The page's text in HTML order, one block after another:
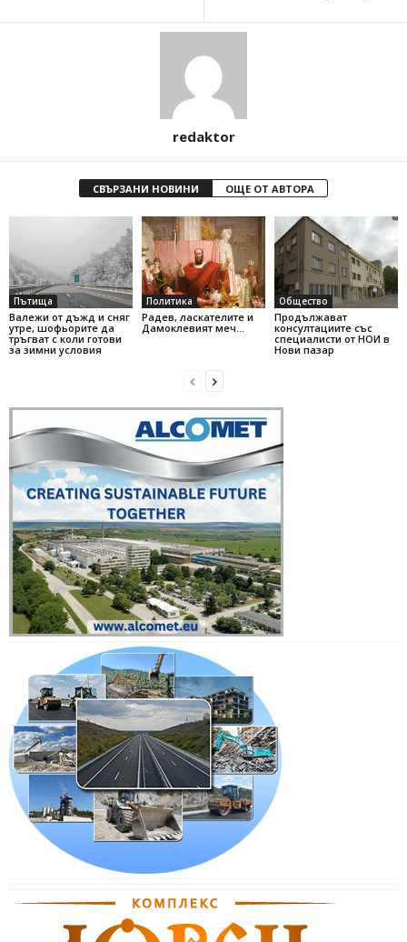
redaktor
СВЪРЗАНИ НОВИНИ ОЩЕ ОТ АВТОРА
Пътища
Валежи от дъжд и сняг
утре, шофьорите да
тръгват с коли готови
за зимни условия
Политика
Радев, ласкателите и
Дамоклевият меч…
Общество
Продължават
консултациите със
специалисти от НОИ в
Нови пазар